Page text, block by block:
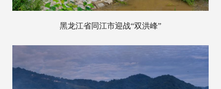
黑龙江省同江市迎战“双洪峰”